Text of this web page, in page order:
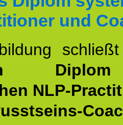
und
NLP-